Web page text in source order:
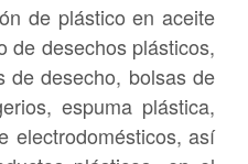
de plástico en aceite
de desechos plásticos,
de desecho, bolsas de
espuma plástica,
electrodomésticos, así